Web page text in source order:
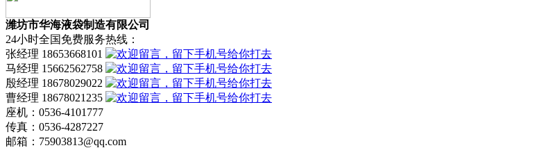
潍坊市华海液袋制造有限公司
24小时全国免费服务热线：
张经理 18653668101
马经理 15662562758
殷经理 18678029022
曹经理 18678021235
座机：0536-4101777
传真：0536-4287227
邮箱：75903813@qq.com